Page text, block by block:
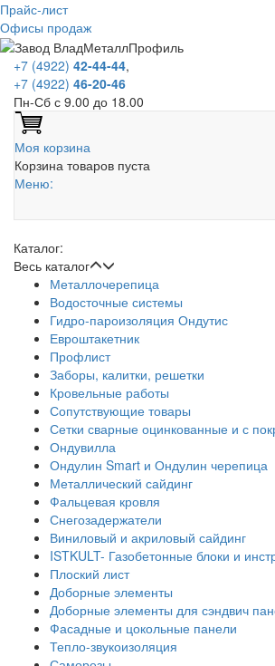
Прайс-лист
Офисы продаж
+7 (4922) 42-44-44,
+7 (4922) 46-20-46
Пн-Сб с 9.00 до 18.00
Моя корзина
Корзина товаров пуста
Меню:
Каталог:
Весь каталог
Металлочерепица
Водосточные системы
Гидро-пароизоляция Ондутис
Евроштакетник
Профлист
Заборы, калитки, решетки
Кровельные работы
Сопутствующие товары
Сетки сварные оцинкованные и с
Ондувилла
Ондулин Smart и Ондулин черепица
Металлический сайдинг
Фальцевая кровля
Снегозадержатели
Виниловый и акриловый сайдинг
ISTKULT- Газобетонные блоки и
Плоский лист
Доборные элементы
Доборные элементы для сэндвич
Фасадные и цокольные панели
Тепло-звукоизоляция